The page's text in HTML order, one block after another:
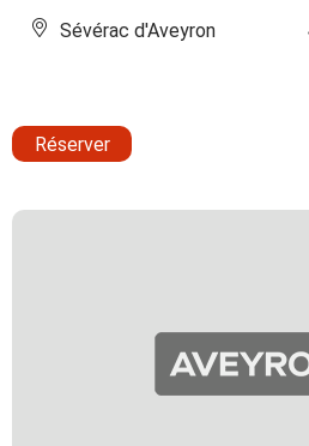
Sévérac d'Aveyron
Réserver